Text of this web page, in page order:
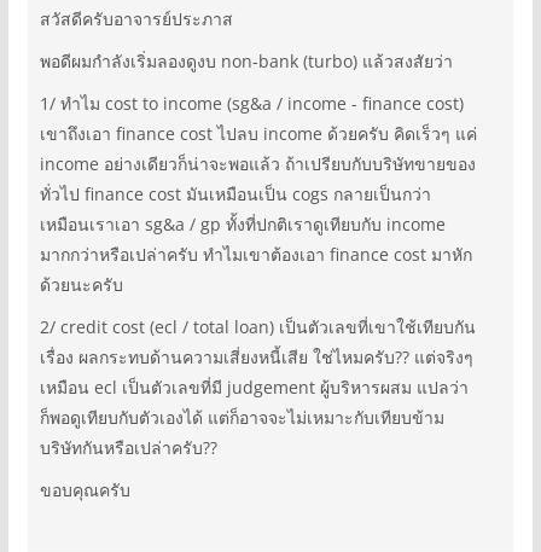
สวัสดีครับอาจารย์ประภาส
พอดีผมกำลังเริ่มลองดูงบ non-bank (turbo) แล้วสงสัยว่า
1/ ทำไม cost to income (sg&a / income - finance cost)
เขาถึงเอา finance cost ไปลบ income ด้วยครับ คิดเร็วๆ แค่
income อย่างเดียวก็น่าจะพอแล้ว ถ้าเปรียบกับบริษัทขายของ
ทั่วไป finance cost มันเหมือนเป็น cogs กลายเป็นกว่า
เหมือนเราเอา sg&a / gp ทั้งที่ปกติเราดูเทียบกับ income
มากกว่าหรือเปล่าครับ ทำไมเขาต้องเอา finance cost มาหัก
ด้วยนะครับ
2/ credit cost (ecl / total loan) เป็นตัวเลขที่เขาใช้เทียบกัน
เรื่อง ผลกระทบด้านความเสี่ยงหนี้เสีย ใช่ไหมครับ?? แต่จริงๆ
เหมือน ecl เป็นตัวเลขที่มี judgement ผู้บริหารผสม แปลว่า
ก็พอดูเทียบกับตัวเองได้ แต่ก็อาจจะไม่เหมาะกับเทียบข้าม
บริษัทกันหรือเปล่าครับ??
ขอบคุณครับ